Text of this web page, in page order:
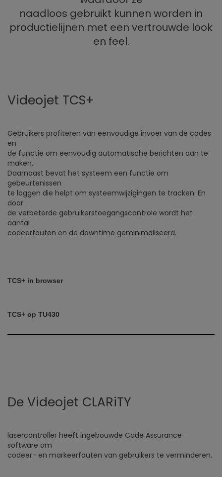
naadloos gebruikt kunnen worden in
productielijnen met een vertrouwde look
en feel.
Videojet TCS+
Gebruikers profiteren van eenvoudige invoer van de codes
en
de functie om eenvoudig automatische berichten aan te
maken.
Daarnaast bevat het systeem een functie om
gebeurtenissen
te loggen die helpt om systeemwijzigingen te tracken. En
door
de verbeterde gebruikerstoegangscontrole wordt het
aantal
codeerfouten en de downtime geminimaliseerd.
TCS+ in browser
TCS+ op TU430
De Videojet CLARiTY
lasercontroller heeft ingebouwde Code Assurance-
software om
codeer- en markeerfouten van gebruikers te verminderen.